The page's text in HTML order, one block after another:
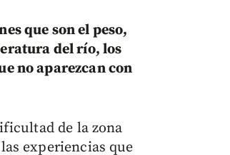
que son el peso,
del río, los
no aparezcan con
de la zona
experiencias que